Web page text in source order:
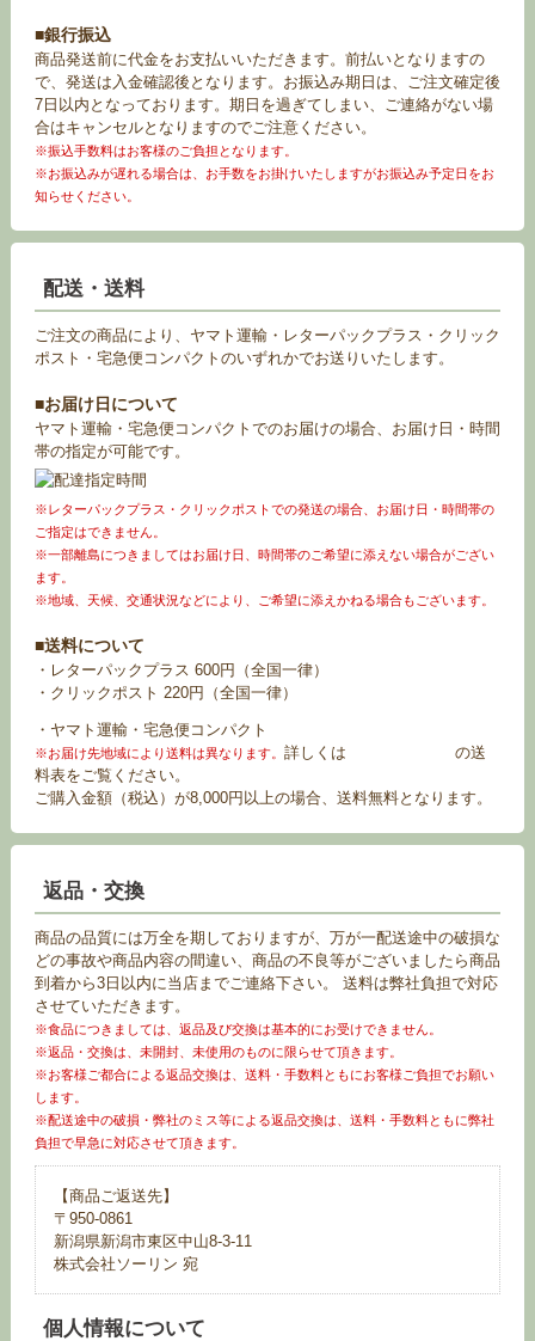
■銀行振込
商品発送前に代金をお支払いいただきます。前払いとなりますの
で、発送は入金確認後となります。お振込み期日は、ご注文確定後
7日以内となっております。期日を過ぎてしまい、ご連絡がない場
合はキャンセルとなりますのでご注意ください。
※振込手数料はお客様のご負担となります。
※お振込みが遅れる場合は、お手数をお掛けいたしますがお振込み予定日をお
知らせください。
配送・送料
ご注文の商品により、ヤマト運輸・レターパックプラス・クリック
ポスト・宅急便コンパクトのいずれかでお送りいたします。
■お届け日について
ヤマト運輸・宅急便コンパクトでのお届けの場合、お届け日・時間
帯の指定が可能です。
※レターパックプラス・クリックポストでの発送の場合、お届け日・時間帯の
ご指定はできません。
※一部離島につきましてはお届け日、時間帯のご希望に添えない場合がござい
ます。
※地域、天候、交通状況などにより、ご希望に添えかねる場合もございます。
■送料について
・レターパックプラス 600円（全国一律）
・クリックポスト 220円（全国一律）
・ヤマト運輸・宅急便コンパクト
※お届け先地域により送料は異なります。 詳しくは
の送
料表をご覧ください。
ご購入金額（税込）が8,000円以上の場合、送料無料となります。
返品・交換
商品の品質には万全を期しておりますが、万が一配送途中の破損な
どの事故や商品内容の間違い、商品の不良等がございましたら商品
到着から3日以内に当店までご連絡下さい。 送料は弊社負担で対応
させていただきます。
※食品につきましては、返品及び交換は基本的にお受けできません。
※返品・交換は、未開封、未使用のものに限らせて頂きます。
※お客様ご都合による返品交換は、送料・手数料ともにお客様ご負担でお願い
します。
※配送途中の破損・弊社のミス等による返品交換は、送料・手数料ともに弊社
負担で早急に対応させて頂きます。
【商品ご返送先】
〒950-0861
新潟県新潟市東区中山8-3-11
株式会社ソーリン 宛
個人情報について